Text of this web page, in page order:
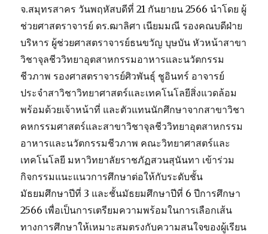
การ
ประสบการณ์
วิชาชีพ
จ.สมุทรสาคร วันพฤหัสบดีที่ 21 กันยายน 2566 นำโดย ผู้
ช่วยศาสตราจารย์ ดร.ฒาลิศา เนียมมณี รองคณบดีฝ่าย
บริหาร ผู้ช่วยศาสตราจารย์ธนขวัญ บุษบัน หัวหน้าสาขา
วิชาจุลชีววิทยาอุตสาหกรรมอาหารและนวัตกรรม
ชีวภาพ รองศาสตราจารย์ศิวพันธุ์ ชูอินทร์ อาจารย์
ประจำสาวิชาวิทยาศาสตร์และเทคโนโลยีสิ่งแวดล้อม
พร้อมด้วยเจ้าหน้าที่ และตัวแทนนักศึกษาจากสาขาวิชา
คหกรรมศาสตร์และสาขาวิชาจุลชีววิทยาอุตสาหกรรม
อาหารและนวัตกรรมชีวภาพ คณะวิทยาศาสตร์และ
เทคโนโลยี มหาวิทยาลัยราชภัฏสวนสุนันทา เข้าร่วม
กิจกรรมแนะแนวการศึกษาต่อให้กับระดับชั้น
มัธยมศึกษาปีที่ 3 และชั้นมัธยมศึกษาปีที่ 6 ปีการศึกษา
2566 เพื่อเป็นการเตรียมความพร้อมในการเลือกเส้น
ทางการศึกษาให้เหมาะสมตรงกับความสนใจของผู้เรียน